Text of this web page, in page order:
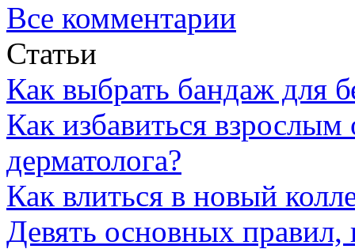
Все комментарии
Статьи
Как выбрать бандаж для
Как избавиться
дерматолога?
Как влиться в новый
Девять основных